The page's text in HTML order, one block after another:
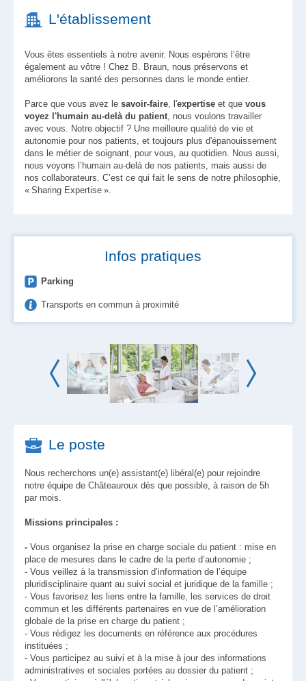
L'établissement
Vous êtes essentiels à notre avenir. Nous espérons l’être
également au vôtre ! Chez B. Braun, nous préservons et
améliorons la santé des personnes dans le monde entier.
Parce que vous avez le savoir-faire, l'expertise et que vous
voyez l'humain au-delà du patient, nous voulons travailler
avec vous. Notre objectif ? Une meilleure qualité de vie et
autonomie pour nos patients, et toujours plus d'épanouissement
dans le métier de soignant, pour vous, au quotidien. Nous aussi,
nous voyons l’humain au-delà de nos patients, mais aussi de
nos collaborateurs. C’est ce qui fait le sens de notre philosophie,
« Sharing Expertise ».
Infos pratiques
Parking
Transports en commun à proximité
Le poste
Nous recherchons un(e) assistant(e) libéral(e) pour rejoindre
notre équipe de Châteauroux dès que possible, à raison de 5h
par mois.
Missions principales :
- Vous organisez la prise en charge sociale du patient : mise en
place de mesures dans le cadre de la perte d’autonomie ;
- Vous veillez à la transmission d’information de l’équipe
pluridisciplinaire quant au suivi social et juridique de la famille ;
- Vous favorisez les liens entre la famille, les services de droit
commun et les différents partenaires en vue de l’amélioration
globale de la prise en charge du patient ;
- Vous rédigez les documents en référence aux procédures
instituées ;
- Vous participez au suivi et à la mise à jour des informations
administratives et sociales portées au dossier du patient ;